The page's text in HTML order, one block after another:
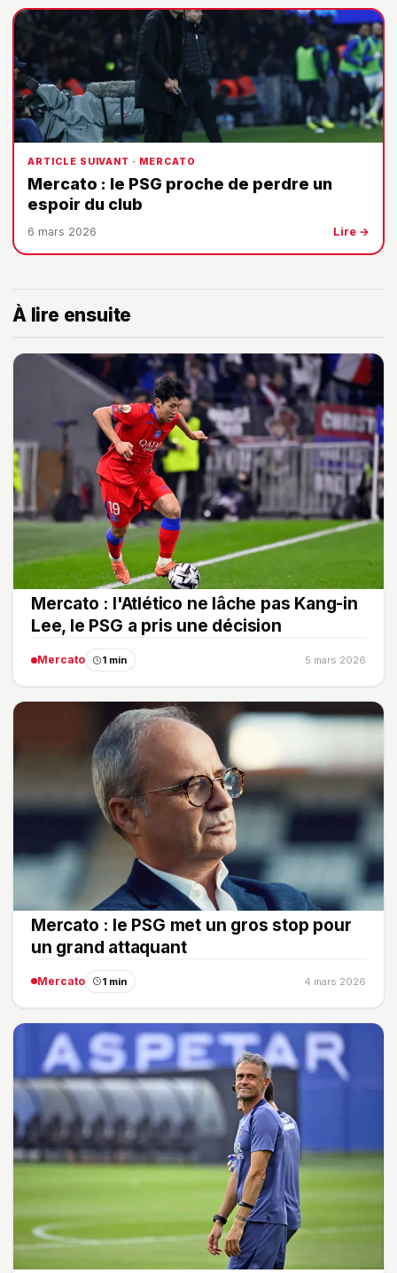
ARTICLE SUIVANT · MERCATO
Mercato : le PSG proche de perdre un
espoir du club
6 mars 2026 Lire →
À lire ensuite
Mercato : l'Atlético ne lâche pas Kang-in
Lee, le PSG a pris une décision
Mercato 1 min 5 mars 2026
Mercato : le PSG met un gros stop pour
un grand attaquant
Mercato 1 min 4 mars 2026